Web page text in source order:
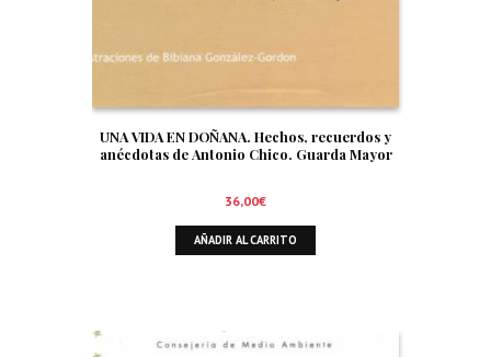
UNA VIDA EN DOÑANA. Hechos, recuerdos y
anécdotas de Antonio Chico. Guarda Mayor
36,00€
AÑADIR AL CARRITO